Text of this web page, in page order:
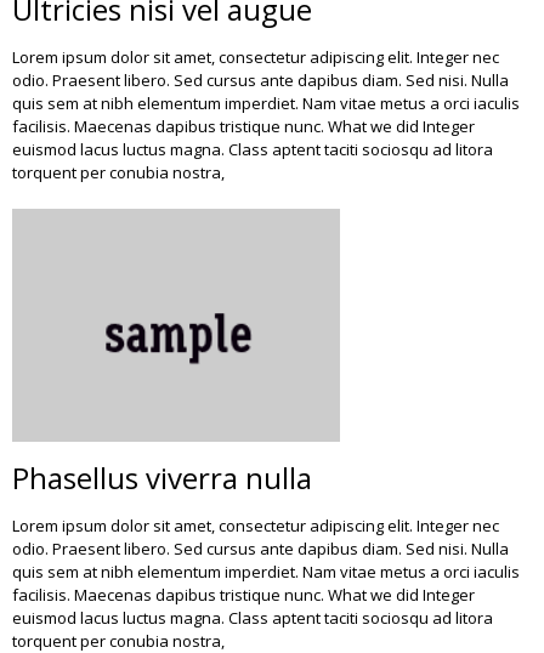
Ultricies nisi vel augue
Lorem ipsum dolor sit amet, consectetur adipiscing elit. Integer nec
odio. Praesent libero. Sed cursus ante dapibus diam. Sed nisi. Nulla
quis sem at nibh elementum imperdiet. Nam vitae metus a orci iaculis
facilisis. Maecenas dapibus tristique nunc. What we did Integer
euismod lacus luctus magna. Class aptent taciti sociosqu ad litora
torquent per conubia nostra,
Phasellus viverra nulla
Lorem ipsum dolor sit amet, consectetur adipiscing elit. Integer nec
odio. Praesent libero. Sed cursus ante dapibus diam. Sed nisi. Nulla
quis sem at nibh elementum imperdiet. Nam vitae metus a orci iaculis
facilisis. Maecenas dapibus tristique nunc. What we did Integer
euismod lacus luctus magna. Class aptent taciti sociosqu ad litora
torquent per conubia nostra,